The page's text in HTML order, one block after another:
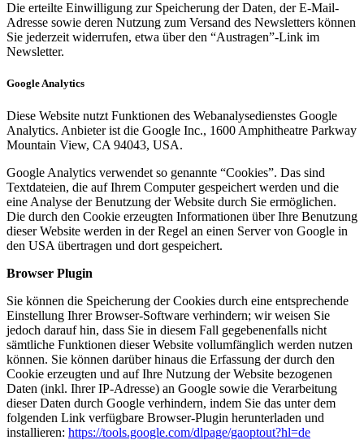
Die erteilte Einwilligung zur Speicherung der Daten, der E-Mail-
Adresse sowie deren Nutzung zum Versand des Newsletters können
Sie jederzeit widerrufen, etwa über den “Austragen”-Link im
Newsletter.
Google Analytics
Diese Website nutzt Funktionen des Webanalysedienstes Google
Analytics. Anbieter ist die Google Inc., 1600 Amphitheatre Parkway
Mountain View, CA 94043, USA.
Google Analytics verwendet so genannte “Cookies”. Das sind
Textdateien, die auf Ihrem Computer gespeichert werden und die
eine Analyse der Benutzung der Website durch Sie ermöglichen.
Die durch den Cookie erzeugten Informationen über Ihre Benutzung
dieser Website werden in der Regel an einen Server von Google in
den USA übertragen und dort gespeichert.
Browser Plugin
Sie können die Speicherung der Cookies durch eine entsprechende
Einstellung Ihrer Browser-Software verhindern; wir weisen Sie
jedoch darauf hin, dass Sie in diesem Fall gegebenenfalls nicht
sämtliche Funktionen dieser Website vollumfänglich werden nutzen
können. Sie können darüber hinaus die Erfassung der durch den
Cookie erzeugten und auf Ihre Nutzung der Website bezogenen
Daten (inkl. Ihrer IP-Adresse) an Google sowie die Verarbeitung
dieser Daten durch Google verhindern, indem Sie das unter dem
folgenden Link verfügbare Browser-Plugin herunterladen und
installieren: https://tools.google.com/dlpage/gaoptout?hl=de